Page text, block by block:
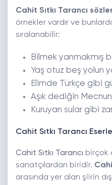
Cahit Sıtkı Tarancı
örnekler vardır ve
sıralanabilir:
Bilmek yanmakmış
Yaş otuz beş yolun
Elimde Türkçe gibi
Aşık dediğin
Kuruyan sular gibi
Cahit Sıtkı Tarancı
Cahit Sıtkı Tarancı birçok
sanatçılardan biridir.
arasında yer alan şiirin